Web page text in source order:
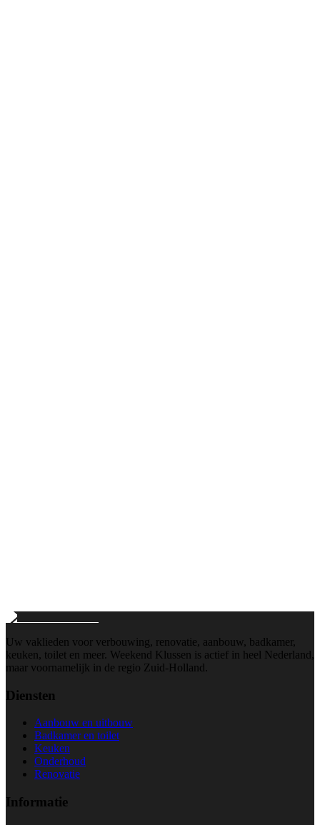
Uw vaklieden voor verbouwing, renovatie, aanbouw, badkamer,
keuken, toilet en meer. Weekend Klussen is actief in heel Nederland,
maar voornamelijk in de regio Zuid-Holland.
Diensten
Aanbouw en uitbouw
Badkamer en toilet
Keuken
Onderhoud
Renovatie
Informatie